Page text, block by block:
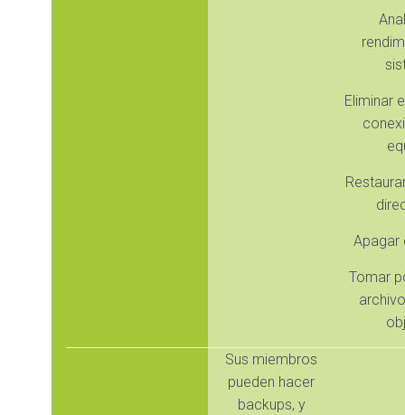
Eliminar
Apagar
Tomar
Sus miembros
pueden hacer
backups, y